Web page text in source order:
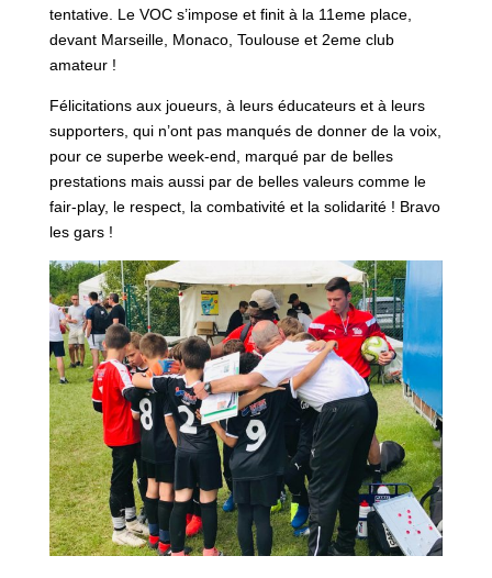
tentative. Le VOC s’impose et finit à la 11eme place,
devant Marseille, Monaco, Toulouse et 2eme club
amateur !
Félicitations aux joueurs, à leurs éducateurs et à leurs
supporters, qui n’ont pas manqués de donner de la voix,
pour ce superbe week-end, marqué par de belles
prestations mais aussi par de belles valeurs comme le
fair-play, le respect, la combativité et la solidarité ! Bravo
les gars !